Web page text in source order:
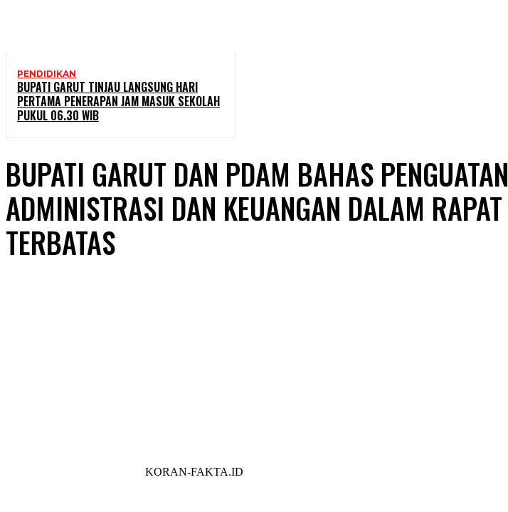
PENDIDIKAN
BUPATI GARUT TINJAU LANGSUNG HARI
PERTAMA PENERAPAN JAM MASUK SEKOLAH
PUKUL 06.30 WIB
BUPATI GARUT DAN PDAM BAHAS PENGUATAN
ADMINISTRASI DAN KEUANGAN DALAM RAPAT
TERBATAS
KORAN-FAKTA.ID